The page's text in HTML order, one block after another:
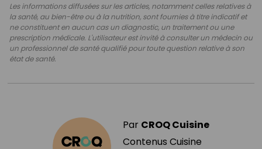
Les informations diffusées sur les articles, notamment celles relatives à
la santé, au bien-être ou à la nutrition, sont fournies à titre indicatif et
ne constituent en aucun cas un diagnostic, un traitement ou une
prescription médicale. L'utilisateur est invité à consulter un médecin ou
un professionnel de santé qualifié pour toute question relative à son
état de santé.
Par CROQ Cuisine
Contenus Cuisine